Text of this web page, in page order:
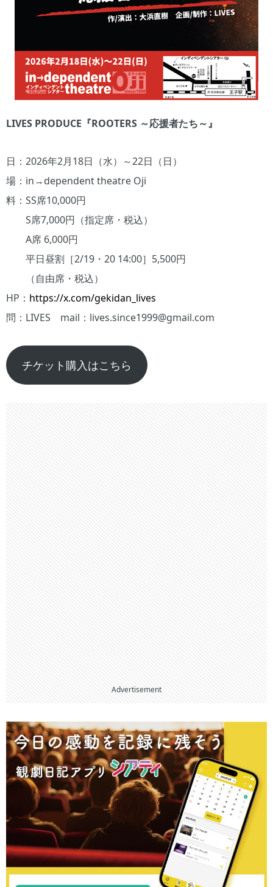
LIVES PRODUCE『ROOTERS ～応援者たち～』
日：2026年2月18日（水）～22日（日）
場：in→dependent theatre Oji
料：SS席10,000円
S席7,000円（指定席・税込）
A席 6,000円
平日昼割［2/19・20 14:00］5,500円
（自由席・税込）
HP： https://x.com/gekidan_lives
問：LIVES mail：lives.since1999@gmail.com
チケット購入はこちら
Advertisement